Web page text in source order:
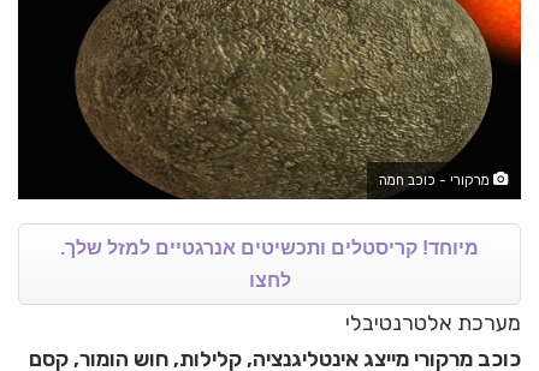
מרקורי - כוכב חמה
מיוחד! קריסטלים ותכשיטים אנרגטיים למזל שלך.
לחצו
מערכת אלטרנטיבלי
כוכב מרקורי מייצג אינטליגנציה, קלילות, חוש הומור, קסם